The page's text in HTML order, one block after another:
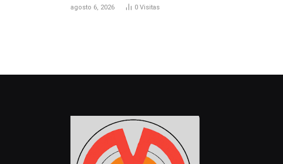
agosto 6, 2026 0 Visitas